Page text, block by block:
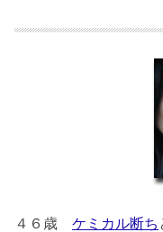
４６歳 ケミカル断ち